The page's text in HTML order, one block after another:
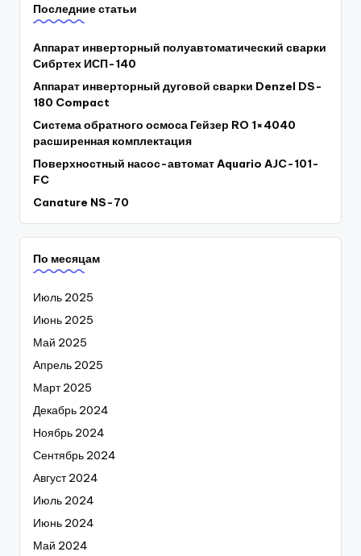
Последние статьи
Аппарат инверторный полуавтоматический сварки
Сибртех ИСП-140
Аппарат инверторный дуговой сварки Denzel DS-
180 Compact
Система обратного осмоса Гейзер RO 1×4040
расширенная комплектация
Поверхностный насос-автомат Aquario AJC-101-
FC
Canature NS-70
По месяцам
Июль 2025
Июнь 2025
Май 2025
Апрель 2025
Март 2025
Декабрь 2024
Ноябрь 2024
Сентябрь 2024
Август 2024
Июль 2024
Июнь 2024
Май 2024